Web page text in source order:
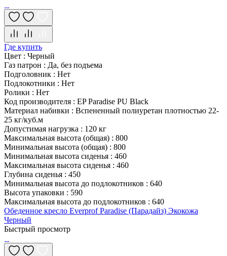
Где купить
Цвет : Черный
Газ патрон : Да, без подъема
Подголовник : Нет
Подлокотники : Нет
Ролики : Нет
Код производителя : EP Paradise PU Black
Материал набивки : Вспененный полиуретан плотностью 22-
25 кг/куб.м
Допустимая нагрузка : 120 кг
Максимальная высота (общая) : 800
Минимальная высота (общая) : 800
Минимальная высота сиденья : 460
Максимальная высота сиденья : 460
Глубина сиденья : 450
Минимальная высота до подлокотников : 640
Высота упаковки : 590
Максимальная высота до подлокотников : 640
Обеденное кресло Everprof Paradise (Парадайз) Экокожа
Черный
Быстрый просмотр